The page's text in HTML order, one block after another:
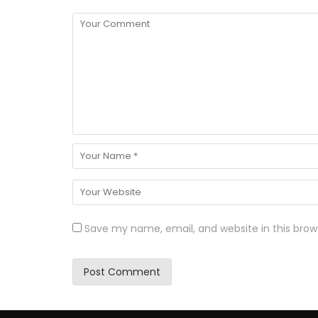
Save my name, email, and website in this